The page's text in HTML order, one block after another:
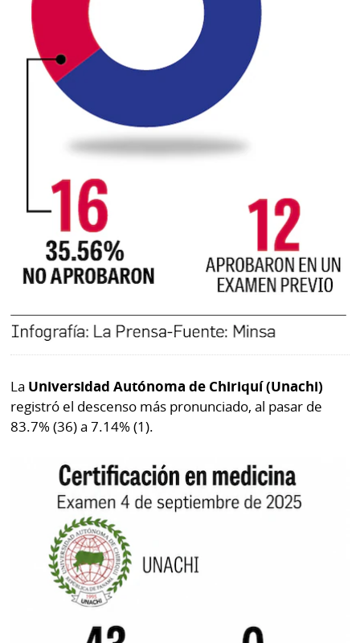
La Universidad Autónoma de Chiriquí (Unachi)
registró el descenso más pronunciado, al pasar de
83.7% (36) a 7.14% (1).